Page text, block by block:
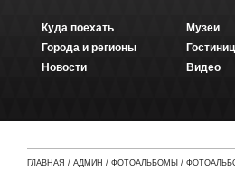
Куда поехать
Города и регионы
Новости
Музеи
Видео
ГЛАВНАЯ / АДМИН / ФОТОАЛЬБОМЫ /